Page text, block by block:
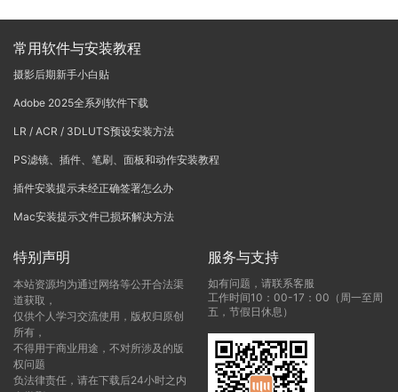
常用软件与安装教程
摄影后期新手小白贴
Adobe 2025全系列软件下载
LR / ACR / 3DLUTS预设安装方法
PS滤镜、插件、笔刷、面板和动作安装教程
插件安装提示未经正确签署怎么办
Mac安装提示文件已损坏解决方法
特别声明
本站资源均为通过网络等公开合法渠
道获取，
仅供个人学习交流使用，版权归原创
所有，
不得用于商业用途，不对所涉及的版
权问题
负法律责任，请在下载后24小时之内
服务与支持
如有问题，请联系客服
工作时间10：00-17：00（周一至周
五，节假日休息）